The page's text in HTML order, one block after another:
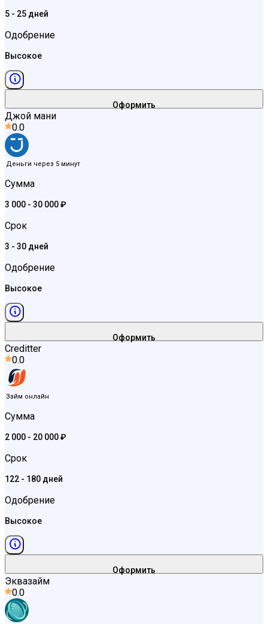
5 - 25 дней
Одобрение
Высокое
Оформить
Джой мани
0.0
Деньги через 5 минут
Сумма
3 000 - 30 000 ₽
Срок
3 - 30 дней
Одобрение
Высокое
Оформить
Creditter
0.0
Займ онлайн
Сумма
2 000 - 20 000 ₽
Срок
122 - 180 дней
Одобрение
Высокое
Оформить
Эквазайм
0.0